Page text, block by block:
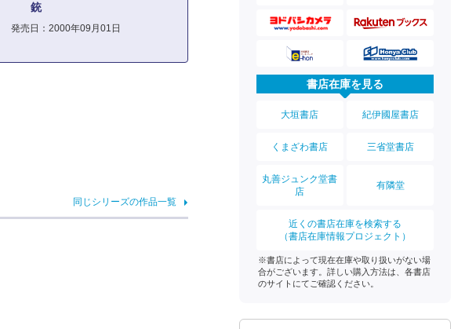
銃
発売日：2000年09月01日
同じシリーズの作品一覧
書店在庫を見る
大垣書店 紀伊國屋書店
くまざわ書店 三省堂書店
丸善ジュンク堂書
店
有隣堂
近くの書店在庫を検索する
（書店在庫情報プロジェクト）
※書店によって現在在庫や取り扱いがない場
合がございます。詳しい購入方法は、各書店
のサイトにてご確認ください。